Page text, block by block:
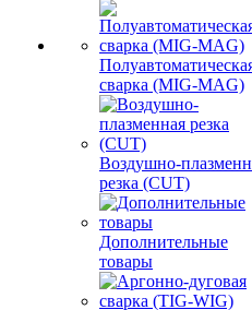
сварка (MIG-MAG)
Воздушно-
резка (CUT)
Дополнительные
товары